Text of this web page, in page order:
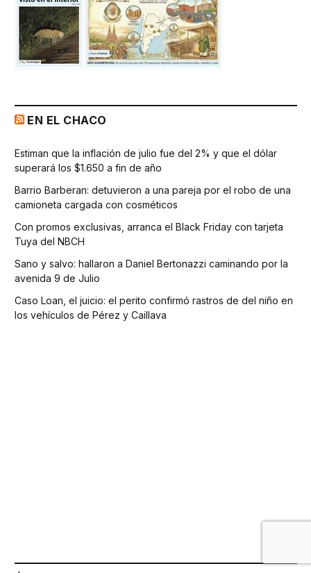
EN EL CHACO
Estiman que la inflación de julio fue del 2% y que el dólar
superará los $1.650 a fin de año
Barrio Barberan: detuvieron a una pareja por el robo de una
camioneta cargada con cosméticos
Con promos exclusivas, arranca el Black Friday con tarjeta
Tuya del NBCH
Sano y salvo: hallaron a Daniel Bertonazzi caminando por la
avenida 9 de Julio
Caso Loan, el juicio: el perito confirmó rastros de del niño en
los vehículos de Pérez y Caillava